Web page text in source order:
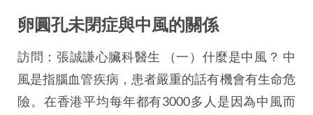
卵圓孔未閉症與中風的關係
訪問：張誠謙心臟科醫生 （一）什麼是中風？ 中
風是指腦血管疾病，患者嚴重的話有機會有生命危
險。在香港平均每年都有3000多人是因為中風而